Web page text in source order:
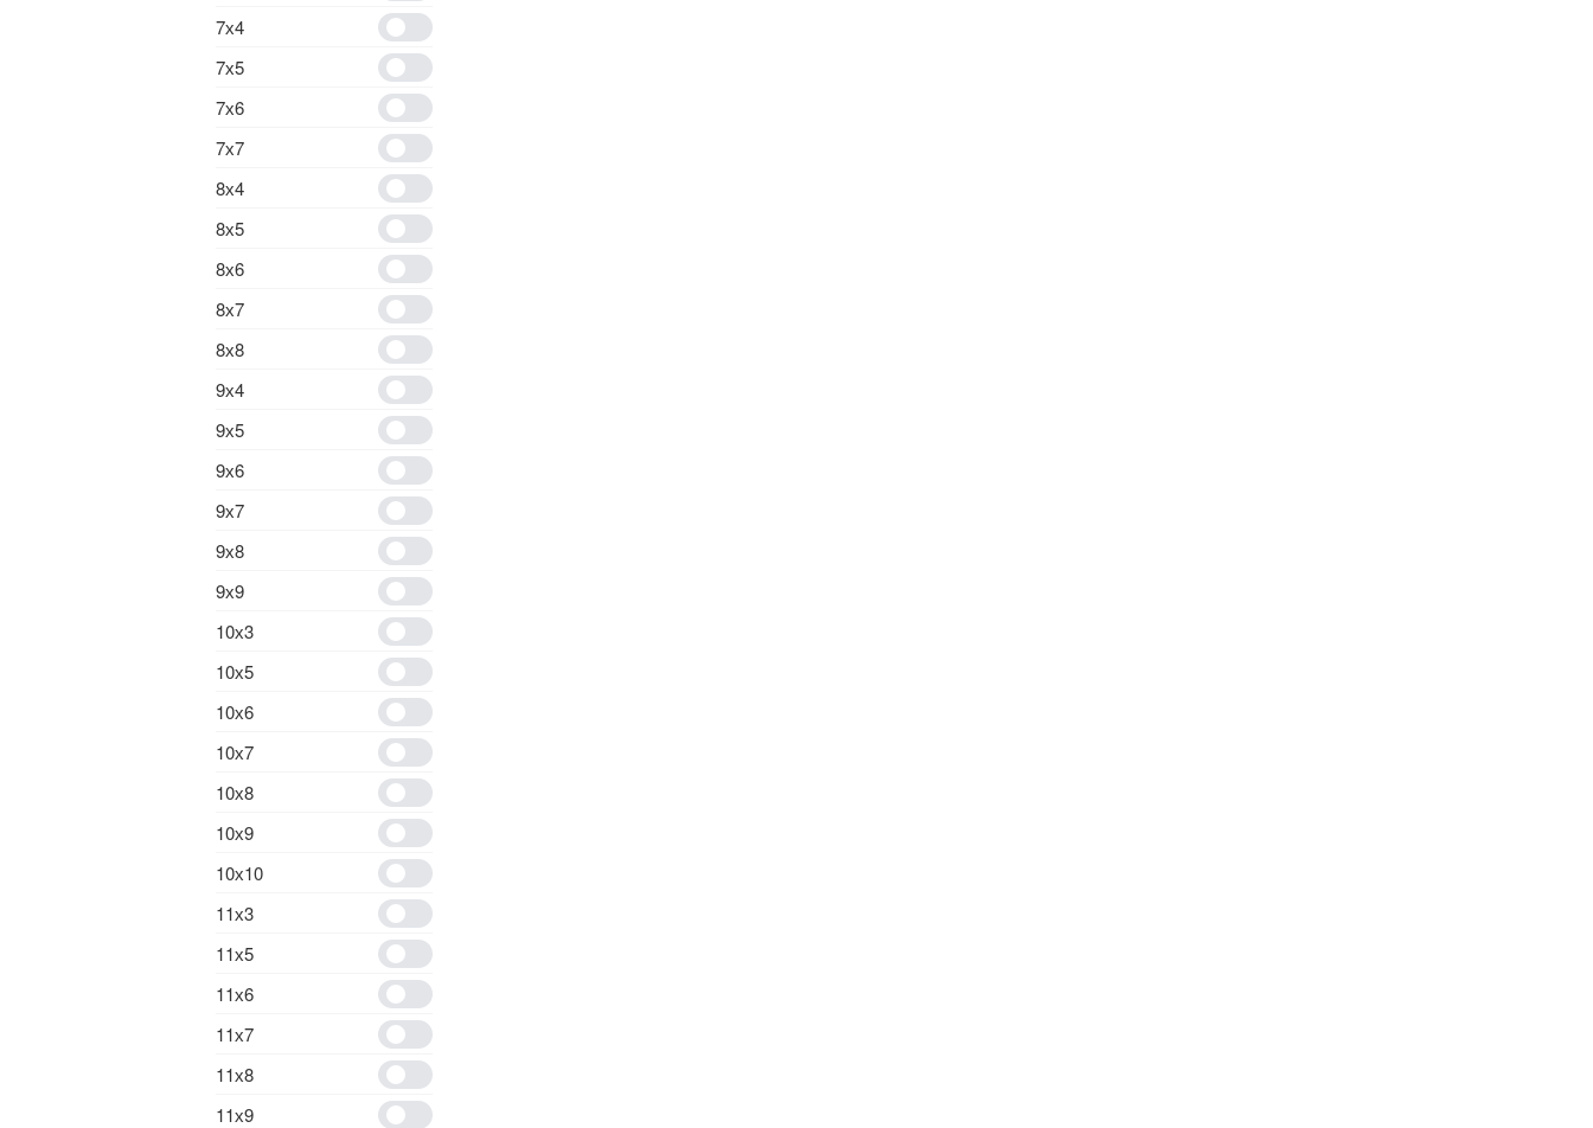
7х4
7х5
7х6
7х7
8х4
8х5
8х6
8х7
8х8
9х4
9х5
9х6
9х7
9х8
9х9
10х3
10х5
10х6
10х7
10х8
10х9
10х10
11х3
11х5
11х6
11х7
11х8
11х9